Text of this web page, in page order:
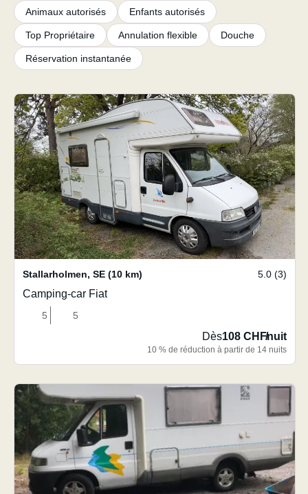
Animaux autorisés Enfants autorisés
Top Propriétaire Annulation flexible Douche
Réservation instantanée
Stallarholmen, SE (10 km) 5.0 (3)
Camping-car Fiat
5 5
Dès108 CHF/nuit
10 % de réduction à partir de 14 nuits